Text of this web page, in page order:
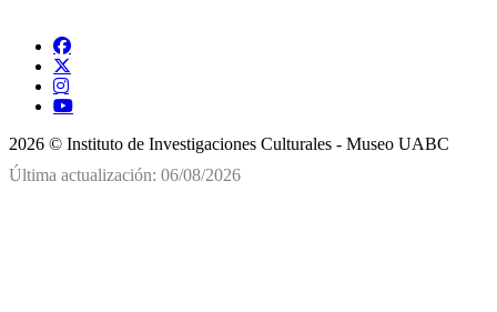
2026 © Instituto de Investigaciones Culturales - Museo UABC
Última actualización: 06/08/2026